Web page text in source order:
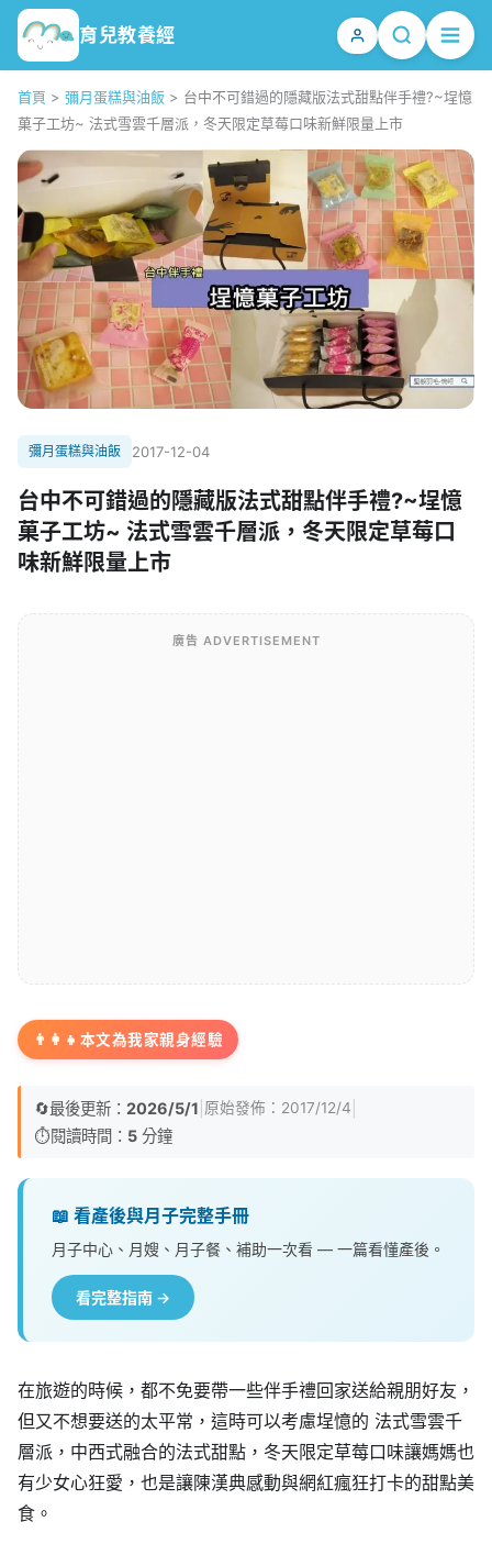
育兒教養經
首頁 > 彌月蛋糕與油飯 > 台中不可錯過的隱藏版法式甜點伴手禮?~埕憶
菓子工坊~ 法式雪雲千層派，冬天限定草莓口味新鮮限量上市
彌月蛋糕與油飯 2017-12-04
台中不可錯過的隱藏版法式甜點伴手禮?~埕憶
菓子工坊~ 法式雪雲千層派，冬天限定草莓口
味新鮮限量上市
廣告 ADVERTISEMENT
👨‍👩‍👧 本文為我家親身經驗
🔄最後更新： 2026/5/1 原始發佈： 2017/12/4
⏱️閱讀時間： 5 分鐘
📖 看產後與月子完整手冊
月子中心、月嫂、月子餐、補助一次看 — 一篇看懂產後。
看完整指南 →
在旅遊的時候，都不免要帶一些伴手禮回家送給親朋好友，
但又不想要送的太平常，這時可以考慮埕憶的 法式雪雲千
層派，中西式融合的法式甜點，冬天限定草莓口味讓媽媽也
有少女心狂愛，也是讓陳漢典感動與網紅瘋狂打卡的甜點美
食。